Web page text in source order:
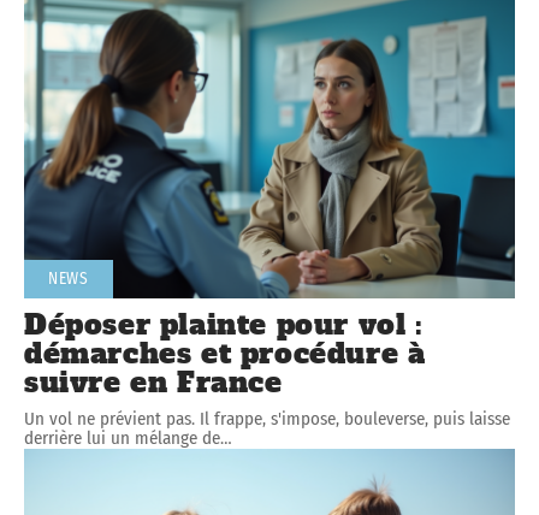
NEWS
Déposer plainte pour vol :
démarches et procédure à
suivre en France
Un vol ne prévient pas. Il frappe, s'impose, bouleverse, puis laisse
derrière lui un mélange de…